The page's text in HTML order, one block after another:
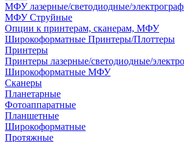
МФУ лазерные/светодиодные/
МФУ Струйные
Опции к принтерам, сканерам, МФУ
Широкоформатные Принтеры/Плоттеры
Принтеры
Принтеры лазерные/светодиодные/
Широкоформатные МФУ
Сканеры
Планетарные
Фотоаппаратные
Планшетные
Широкоформатные
Протяжные